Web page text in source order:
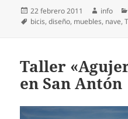
Publicado
el
22 febrero 2011 Autor
info
Etiquetas
bicis,diseño, muebles, nave,
Taller
en San Antón